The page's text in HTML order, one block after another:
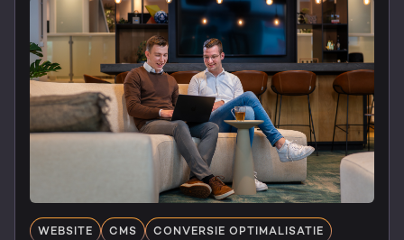
WEBSITE CMS CONVERSIE OPTIMALISATIE